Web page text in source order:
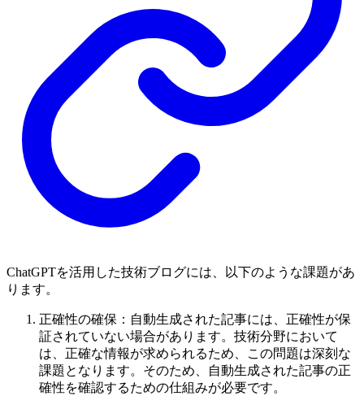
ChatGPTを活用した技術ブログには、以下のような課題があ
ります。
正確性の確保：自動生成された記事には、正確性が保
証されていない場合があります。技術分野において
は、正確な情報が求められるため、この問題は深刻な
課題となります。そのため、自動生成された記事の正
確性を確認するための仕組みが必要です。